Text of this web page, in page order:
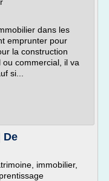
dans les
emprunter pour
la construction
commercial, il va
si...
De
immobilier,